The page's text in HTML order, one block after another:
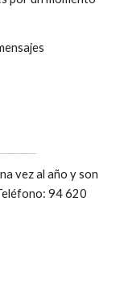
vez al año y son
94 620